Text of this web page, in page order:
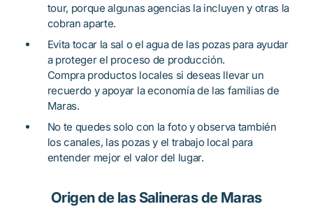
tour, porque algunas agencias la incluyen y otras la
cobran aparte.
Evita tocar la sal o el agua de las pozas para ayudar
a proteger el proceso de producción.
Compra productos locales si deseas llevar un
recuerdo y apoyar la economía de las familias de
Maras.
No te quedes solo con la foto y observa también
los canales, las pozas y el trabajo local para
entender mejor el valor del lugar.
Origen de las Salineras de Maras